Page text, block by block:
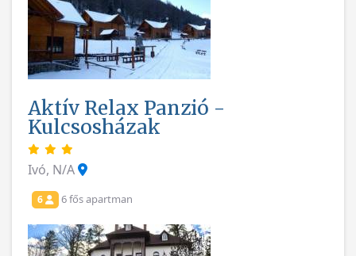
Aktív Relax Panzió -
Kulcsosházak
Ivó, N/A
6 6 fős apartman